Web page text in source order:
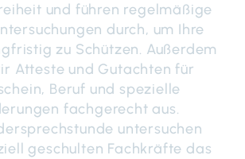
und führen regelmäßige
durch, um Ihre
zu Schützen. Außerdem
Atteste und Gutachten für
Beruf und spezielle
fachgerecht aus.
untersuchen
geschulten Fachkräfte das